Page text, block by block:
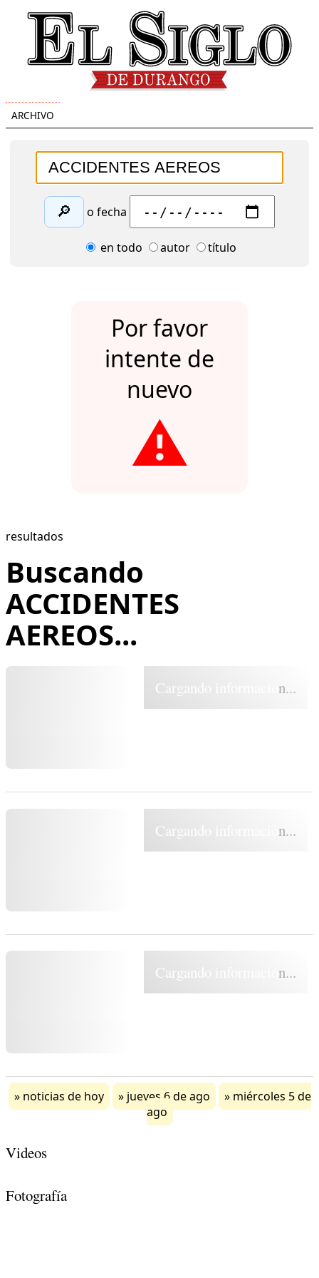
ARCHIVO
🔎 o fecha
en todo autor título
Por favor
intente de
nuevo
⚠️
resultados
Buscando
ACCIDENTES
AEREOS...
Cargando información...
Cargando información...
Cargando información...
noticias de hoy jueves 6 de ago
miércoles 5 de
ago
Videos
Fotografía